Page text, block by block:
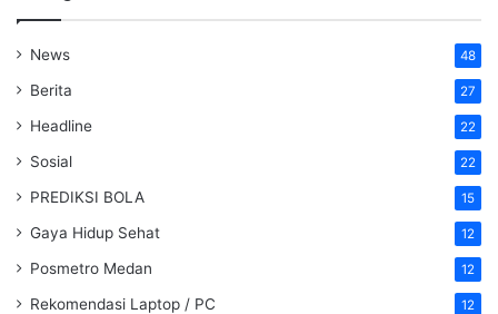
News 48
Berita 27
Headline 22
Sosial 22
PREDIKSI BOLA 15
Gaya Hidup Sehat 12
Posmetro Medan 12
Rekomendasi Laptop / PC 12